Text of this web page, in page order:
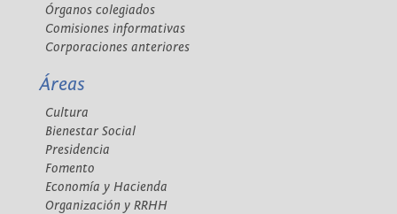
Órganos colegiados
Comisiones informativas
Corporaciones anteriores
Áreas
Cultura
Bienestar Social
Presidencia
Fomento
Economía y Hacienda
Organización y RRHH